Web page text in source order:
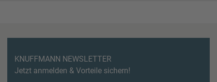
KNUFFMANN NEWSLETTER
Jetzt anmelden & Vorteile sichern!